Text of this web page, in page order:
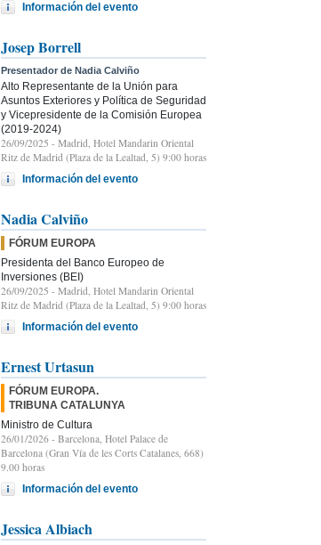
Información del evento
Josep Borrell
Presentador de Nadia Calviño
Alto Representante de la Unión para
Asuntos Exteriores y Política de Seguridad
y Vicepresidente de la Comisión Europea
(2019-2024)
26/09/2025 - Madrid, Hotel Mandarin Oriental
Ritz de Madrid (Plaza de la Lealtad, 5) 9:00 horas
Información del evento
Nadia Calviño
FÓRUM EUROPA
Presidenta del Banco Europeo de
Inversiones (BEI)
26/09/2025 - Madrid, Hotel Mandarin Oriental
Ritz de Madrid (Plaza de la Lealtad, 5) 9:00 horas
Información del evento
Ernest Urtasun
FÓRUM EUROPA.
TRIBUNA CATALUNYA
Ministro de Cultura
26/01/2026 - Barcelona, Hotel Palace de
Barcelona (Gran Vía de les Corts Catalanes, 668)
9.00 horas
Información del evento
Jessica Albiach